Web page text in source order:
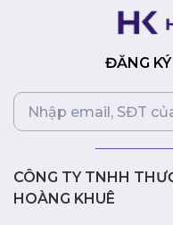
công nghệ Ray Tracing
hoàn hảo, cổng kết nối
MSI GeForce RTX 4080
chọn hàng đầu cho các
nghiệp. Chiếc card này
của bạn, từ chơi game
họa phức tạp.
ĐĂNG
CÔNG TY TNHH
HOÀNG KHUÊ